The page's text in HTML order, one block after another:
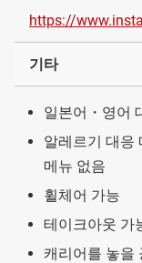
https://
기타
일본어・영어
알레르기 대응
메뉴 없음
휠체어 가능
테이크아웃 가
캐리어를 놓을